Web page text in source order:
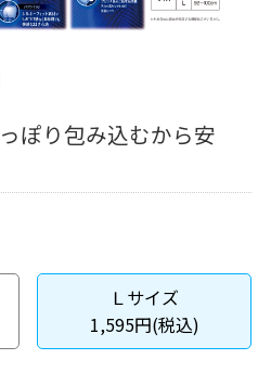
ぽり包み込むから安
Ｌサイズ
1,595円(税込)